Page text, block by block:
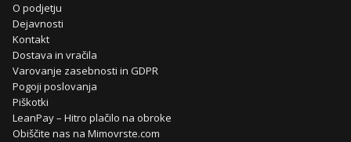
O podjetju
Dejavnosti
Kontakt
Dostava in vračila
Varovanje zasebnosti in GDPR
Pogoji poslovanja
Piškotki
LeanPay – Hitro plačilo na obroke
Obiščite nas na Mimovrste.com